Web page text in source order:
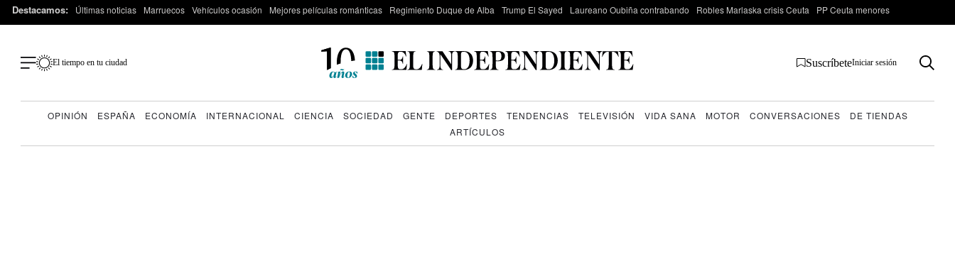
Destacamos: Últimas noticias Marruecos Vehículos ocasión Mejores películas románticas Regimiento Duque de Alba Trump El Sayed Laureano Oubiña contrabando Robles Marlaska crisis Ceuta PP Ceuta menores
El tiempo en tu ciudad SuscríbeteIniciar sesión
OPINIÓN ESPAÑA ECONOMÍA INTERNACIONAL CIENCIA SOCIEDAD GENTE DEPORTES TENDENCIAS TELEVISIÓN VIDA SANA MOTOR CONVERSACIONES
DE TIENDAS
ARTÍCULOS